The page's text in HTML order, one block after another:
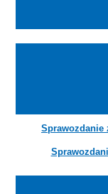
Sprawozdanie